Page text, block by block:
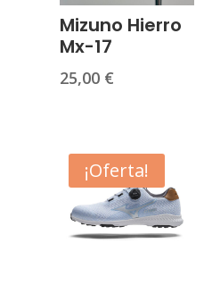
Mizuno Hierro
Mx-17
25,00 €
¡Oferta!